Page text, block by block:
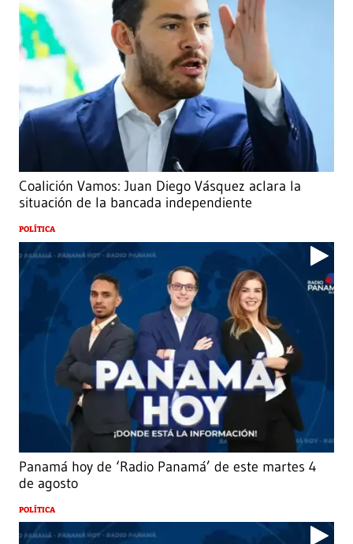
Coalición Vamos: Juan Diego Vásquez aclara la
situación de la bancada independiente
POLÍTICA
Panamá hoy de ‘Radio Panamá’ de este martes 4
de agosto
POLÍTICA